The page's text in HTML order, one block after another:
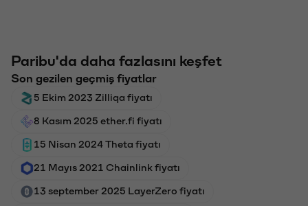
Paribu'da daha fazlasını keşfet
Son gezilen geçmiş fiyatlar
5 Ekim 2023 Zilliqa fiyatı
8 Kasım 2025 ether.fi fiyatı
15 Nisan 2024 Theta fiyatı
21 Mayıs 2021 Chainlink fiyatı
13 september 2025 LayerZero fiyatı